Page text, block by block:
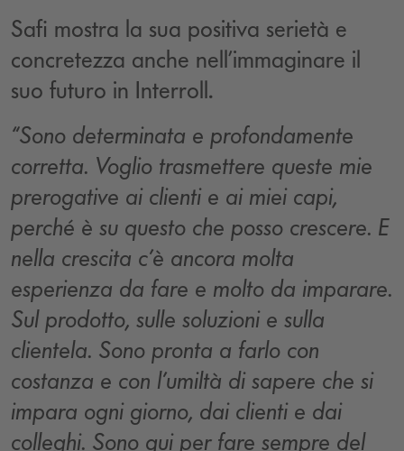
Safi mostra la sua positiva serietà e
concretezza anche nell’immaginare il
suo futuro in Interroll.
“Sono determinata e profondamente
corretta. Voglio trasmettere queste mie
prerogative ai clienti e ai miei capi,
perché è su questo che posso crescere. E
nella crescita c’è ancora molta
esperienza da fare e molto da imparare.
Sul prodotto, sulle soluzioni e sulla
clientela. Sono pronta a farlo con
costanza e con l’umiltà di sapere che si
impara ogni giorno, dai clienti e dai
colleghi. Sono qui per fare sempre del